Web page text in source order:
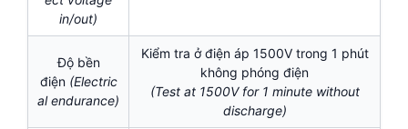
in/out)
Độ bền
điện (Electric
al endurance)
Kiểm tra ở điện áp 1500V trong 1 phút
không phóng điện
(Test at 1500V for 1 minute without
discharge)